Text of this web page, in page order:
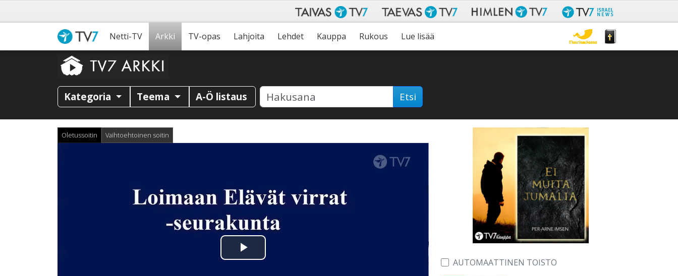
Netti-TV Arkki TV-opas Lahjoita Lehdet Kauppa Rukous Lue lisää
Kategoria Teema A-Ö listaus Etsi
Oletussoitin Vaihtoehtoinen soitin
Toista
AUTOMAATTINEN TOISTO